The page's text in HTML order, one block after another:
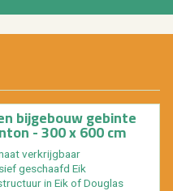
bijgebouw gebinte
- 300 x 600 cm
verkrijgbaar
geschaafd Eik
in Eik of Douglas